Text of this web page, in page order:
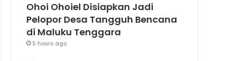
Ohoi Ohoiel Disiapkan Jadi
Pelopor Desa Tangguh Bencana
di Maluku Tenggara
5 hours ago